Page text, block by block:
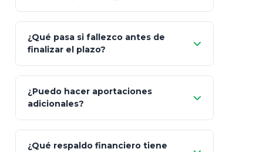
"Switching" (cambio de fondos)
¿Qué pasa si fallezco antes de
finalizar el plazo?
100% a tus
beneficiarios designados
¿Puedo hacer aportaciones
adicionales?
¿Qué respaldo financiero tiene